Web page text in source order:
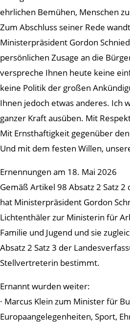
ehrlichen Bemühen, Menschen
Zum Abschluss seiner Rede
Ministerpräsident Gordon
persönlichen Zusage an die
verspreche Ihnen heute keine
keine Politik der großen
Ihnen jedoch etwas anderes. Ich
ganzer Kraft ausüben. Mit
Mit Ernsthaftigkeit gegenüber
Und mit dem festen Willen,
Ernennungen am 18. Mai 2026
Gemäß Artikel 98 Absatz 2 Satz
hat Ministerpräsident Gordon
Lichtenthäler zur Ministerin für
Familie und Jugend und sie
Absatz 2 Satz 3 der
Stellvertreterin bestimmt.
Ernannt wurden weiter:
· Marcus Klein zum Minister für
Europaangelegenheiten, Sport,